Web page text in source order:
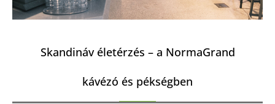
Skandináv életérzés – a NormaGrand
kávézó és pékségben